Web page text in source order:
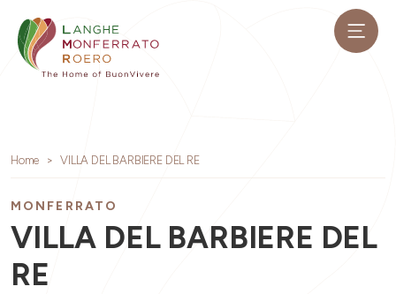
Home VILLA DEL BARBIERE DEL RE
MONFERRATO
VILLA DEL BARBIERE DEL
RE